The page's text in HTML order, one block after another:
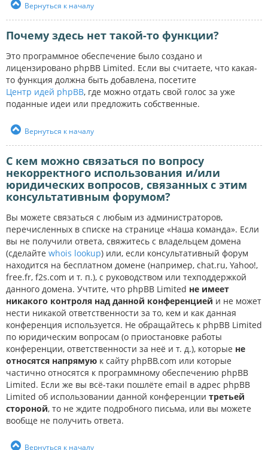
Вернуться к началу
Почему здесь нет такой-то функции?
Это программное обеспечение было создано и
лицензировано phpBB Limited. Если вы считаете, что какая-
то функция должна быть добавлена, посетите
Центр идей phpBB, где можно отдать свой голос за уже
поданные идеи или предложить собственные.
Вернуться к началу
С кем можно связаться по вопросу
некорректного использования и/или
юридических вопросов, связанных с этим
консультативным форумом?
Вы можете связаться с любым из администраторов,
перечисленных в списке на странице «Наша команда». Если
вы не получили ответа, свяжитесь с владельцем домена
(сделайте whois lookup) или, если консультативный форум
находится на бесплатном домене (например, chat.ru, Yahoo!,
free.fr, f2s.com и т. п.), с руководством или техподдержкой
данного домена. Учтите, что phpBB Limited не имеет
никакого контроля над данной конференцией и не может
нести никакой ответственности за то, кем и как данная
конференция используется. Не обращайтесь к phpBB Limited
по юридическим вопросам (о приостановке работы
конференции, ответственности за неё и т. д.), которые не
относятся напрямую к сайту phpBB.com или которые
частично относятся к программному обеспечению phpBB
Limited. Если же вы всё-таки пошлёте email в адрес phpBB
Limited об использовании данной конференции третьей
стороной, то не ждите подробного письма, или вы можете
вообще не получить ответа.
Вернуться к началу